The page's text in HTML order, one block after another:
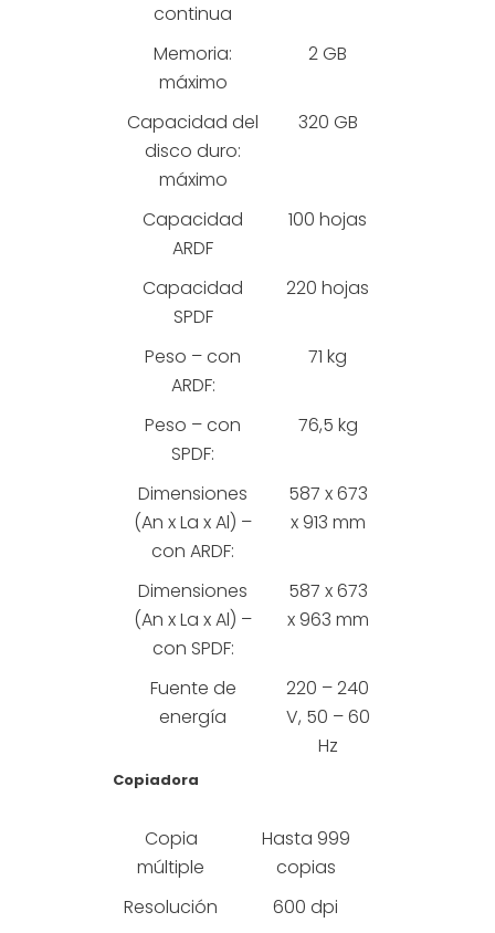
continua
Memoria:
máximo
2 GB
Capacidad del
disco duro:
máximo
320 GB
Capacidad
ARDF
100 hojas
Capacidad
SPDF
220 hojas
Peso – con
ARDF:
71 kg
Peso – con
SPDF:
76,5 kg
Dimensiones
(An x La x Al) –
con ARDF:
587 x 673
x 913 mm
Dimensiones
(An x La x Al) –
con SPDF:
587 x 673
x 963 mm
Fuente de
energía
220 – 240
V, 50 – 60
Hz
Copiadora
Copia
múltiple
Hasta 999
copias
Resolución
600 dpi